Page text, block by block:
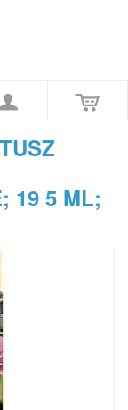
19 5 ML;